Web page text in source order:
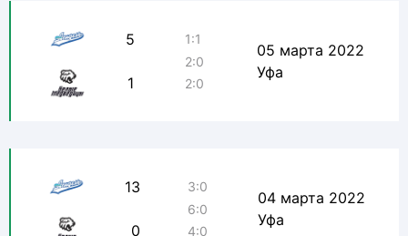
5
1
1:1
2:0
2:0
05 марта 2022
Уфа
13
0
3:0
6:0
4:0
04 марта 2022
Уфа